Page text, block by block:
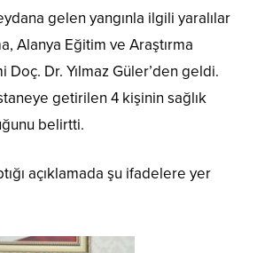
gelen yangınla ilgili yaralılar
Alanya Eğitim ve Araştırma
Doç. Dr. Yılmaz Güler’den geldi.
getirilen 4 kişinin sağlık
belirtti.
açıklamada şu ifadelere yer